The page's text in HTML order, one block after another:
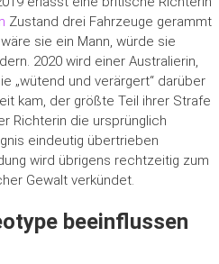
Zustand drei Fahrzeuge gerammt
sie ein Mann, würde sie
2020 wird einer Australierin,
„wütend und verärgert“ darüber
kam, der größte Teil ihrer Strafe
Richterin die ursprünglich
eindeutig übertrieben
wird übrigens rechtzeitig zum
Gewalt verkündet.
beeinflussen